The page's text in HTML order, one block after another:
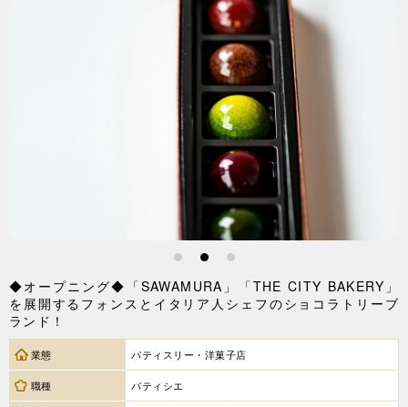
1 2 3
◆オープニング◆「SAWAMURA」「THE CITY BAKERY」
を展開するフォンスとイタリア人シェフのショコラトリーブ
ランド！
業態 パティスリー・洋菓子店
職種 パティシエ